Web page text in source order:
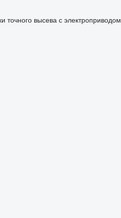
точного высева с электроприводом